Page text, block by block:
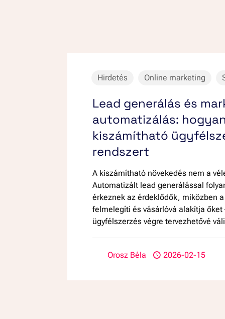
Hirdetés Online marketing
Lead generálás és
automatizálás:
kiszámítható
rendszert
A kiszámítható növekedés nem a
Automatizált lead generálással
érkeznek az érdeklődők, miközben
felmelegíti és vásárlóvá alakítja őket
ügyfélszerzés végre tervezhetővé
Orosz Béla 2026-02-15